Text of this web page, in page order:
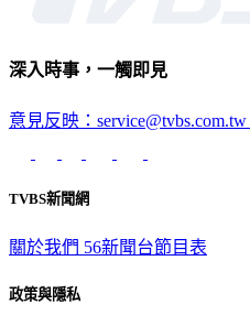
深入時事，一觸即見
意見反映：service@tvbs.com.tw
TVBS新聞網
關於我們 56新聞台節目表
政策與隱私